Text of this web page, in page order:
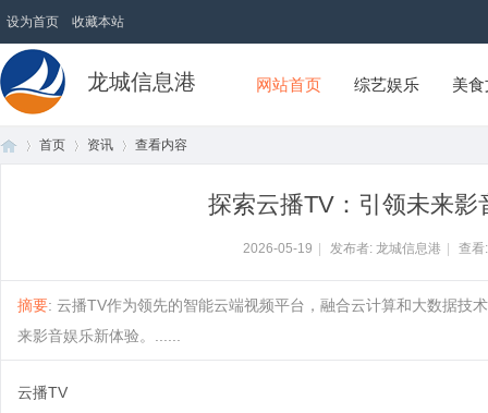
设为首页 收藏本站
龙城信息港 网站首页 综艺娱乐 美
首页 资讯 查看内容
探索云播TV：引领未来
2026-05-19 发布者: 龙城信息港 查
摘要: 云播TV作为领先的智能云端视频平台，融合云计算和大数据技
来影音娱乐新体验。......
云播TV